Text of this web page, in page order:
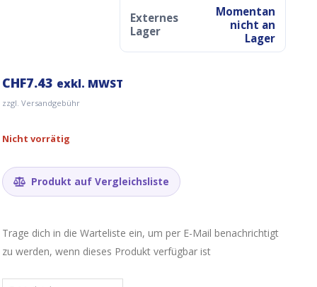
Externes
Lager
Momentan
nicht an
Lager
CHF7.43 exkl. MWST
zzgl. Versandgebühr
Nicht vorrätig
Produkt auf Vergleichsliste
Trage dich in die Warteliste ein, um per E-Mail benachrichtigt
zu werden, wenn dieses Produkt verfügbar ist